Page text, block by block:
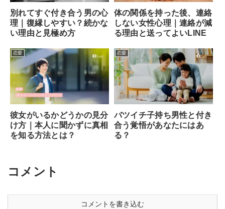
別れてすぐ付き合う男の心
理｜復縁しやすい？続かな
い理由と見極め方
体の関係を持った後、連絡
しない女性心理｜連絡が減
る理由と送ってよいLINE
恋愛
彼女がいるかどうかの見分
け方｜本人に聞かずに真相
を知る方法とは？
恋愛
バツイチ子持ち男性と付き
合う覚悟があなたにはあ
る？
コメント
コメントを書き込む